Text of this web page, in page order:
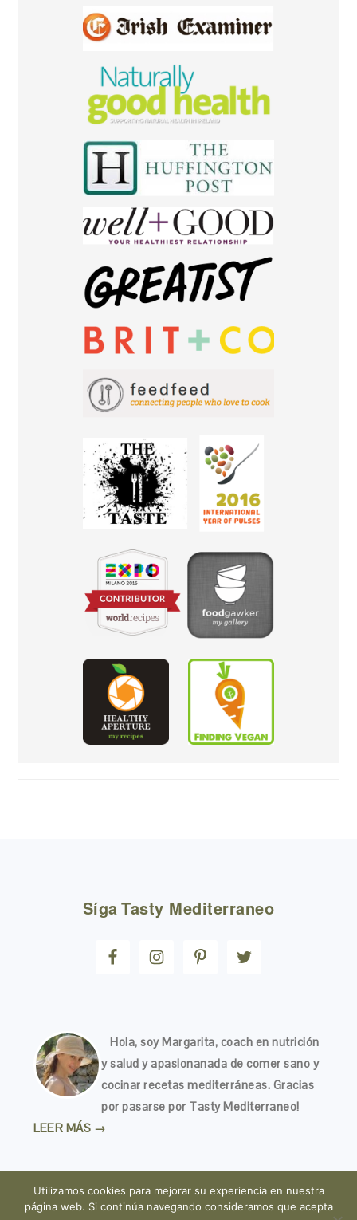
Síga Tasty Mediterraneo
Hola, soy Margarita, coach en nutrición
y salud y apasionanada de comer sano y
cocinar recetas mediterráneas. Gracias
por pasarse por Tasty Mediterraneo!
LEER MÁS →
Utilizamos cookies para mejorar su experiencia en nuestra
página web. Si continúa navegando consideramos que acepta